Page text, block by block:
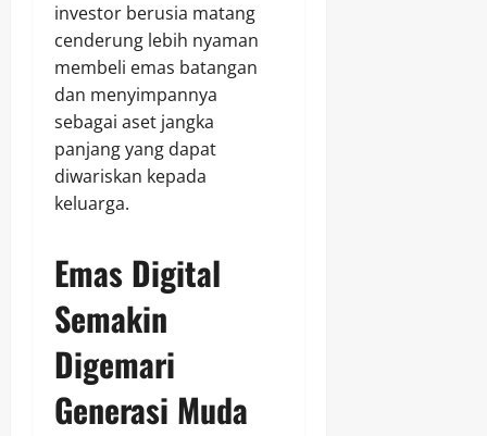
investor berusia matang
cenderung lebih nyaman
membeli emas batangan
dan menyimpannya
sebagai aset jangka
panjang yang dapat
diwariskan kepada
keluarga.
Emas Digital
Semakin
Digemari
Generasi Muda